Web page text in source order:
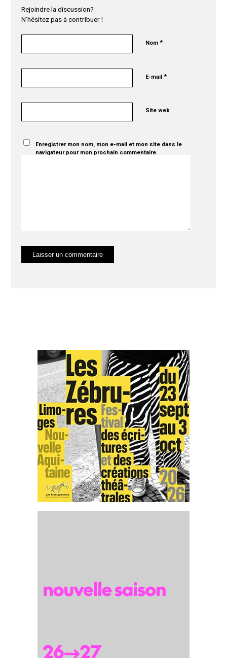
Rejoindre la discussion?
N’hésitez pas à contribuer !
Nom*
E-mail*
Site web
Enregistrer mon nom, mon e-mail et mon site dans le
navigateur pour mon prochain commentaire.